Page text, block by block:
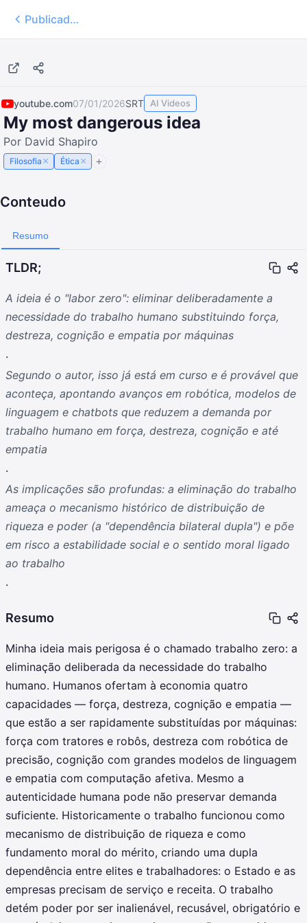
Publicados
youtube.com07/01/2026SRT AI Videos
My most dangerous idea
Por David Shapiro
Filosofia × Ética ×
Conteudo
Resumo
TLDR;
A ideia é o "labor zero": eliminar deliberadamente a
necessidade do trabalho humano substituindo força,
destreza, cognição e empatia por máquinas
.
Segundo o autor, isso já está em curso e é provável que
aconteça, apontando avanços em robótica, modelos de
linguagem e chatbots que reduzem a demanda por
trabalho humano em força, destreza, cognição e até
empatia
.
As implicações são profundas: a eliminação do trabalho
ameaça o mecanismo histórico de distribuição de
riqueza e poder (a "dependência bilateral dupla") e põe
em risco a estabilidade social e o sentido moral ligado
ao trabalho
.
Resumo
Minha ideia mais perigosa é o chamado trabalho zero: a
eliminação deliberada da necessidade do trabalho
humano. Humanos ofertam à economia quatro
capacidades — força, destreza, cognição e empatia —
que estão a ser rapidamente substituídas por máquinas:
força com tratores e robôs, destreza com robótica de
precisão, cognição com grandes modelos de linguagem
e empatia com computação afetiva. Mesmo a
autenticidade humana pode não preservar demanda
suficiente. Historicamente o trabalho funcionou como
mecanismo de distribuição de riqueza e como
fundamento moral do mérito, criando uma dupla
dependência entre elites e trabalhadores: o Estado e as
empresas precisam de serviço e receita. O trabalho
detém poder por ser inalienável, recusável, obrigatório e